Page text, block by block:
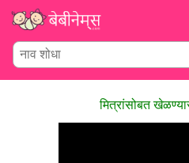
मित्रांसोबत